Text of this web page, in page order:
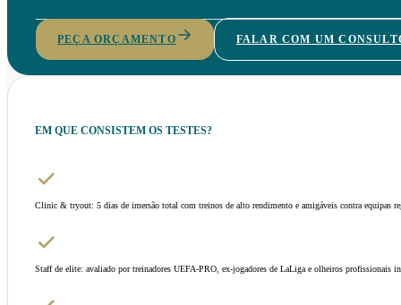
PEÇA ORÇAMENTO FALAR COM UM
EM QUE CONSISTEM OS TESTES?
Clinic & tryout: 5 dias de imersão total com treinos de alto rendimento e amigáveis contra equipas
Staff de elite: avaliado por treinadores UEFA-PRO, ex-jogadores de LaLiga e olheiros profissionais